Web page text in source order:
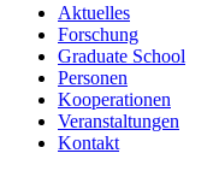
Aktuelles
Forschung
Graduate School
Personen
Kooperationen
Veranstaltungen
Kontakt